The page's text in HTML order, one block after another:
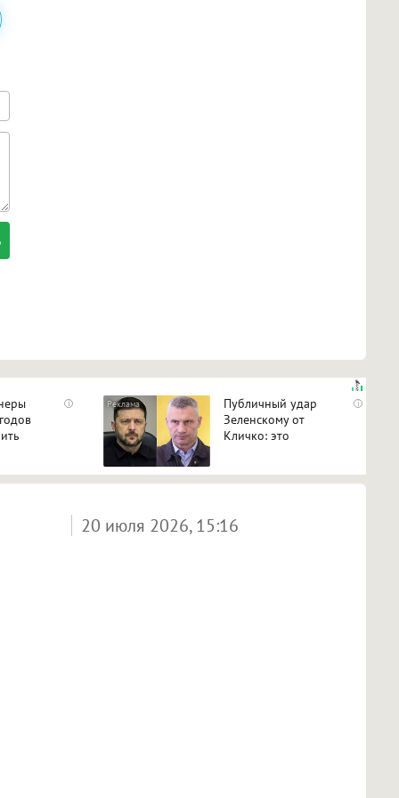
i i
Публичный удар
Зеленскому от
Кличко: это
20 июля 2026, 15:16